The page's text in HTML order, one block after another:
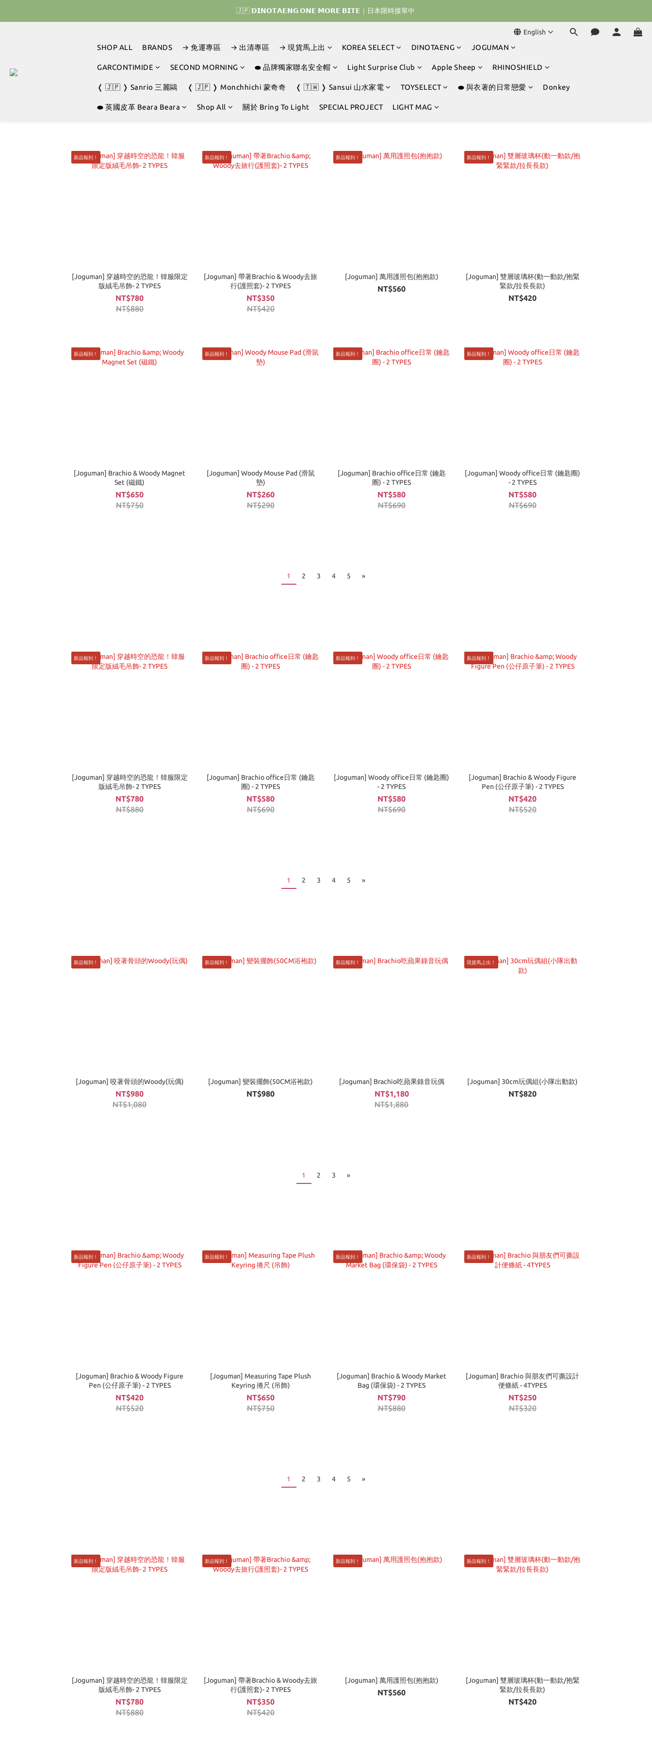
🇰🇷 𝗗𝗜𝗡𝗢𝗧𝗔𝗘𝗡𝗚 𝗛𝗢𝗠𝗘 𝗥𝗨𝗡 ｜韓國首波開賣囉 ▶ 一起參加我們的熱血棒球冒險吧 ⚾️
🇰🇷 𝗗𝗜𝗡𝗢𝗧𝗔𝗘𝗡𝗚 𝗛𝗢𝗠𝗘 𝗥𝗨𝗡 ｜韓國首波開賣囉 ▶ 一起參加我們的熱血棒球冒險吧 ⚾️
English
SHOP ALL BRANDS → 免運專區 → 出清專區 → 現貨馬上出 KOREA SELECT DINOTAENG JOGUMAN
GARCONTIMIDE SECOND MORNING ⬬ 品牌獨家聯名安全帽 Light Surprise Club Apple Sheep RHINOSHIELD
❬ 🇯🇵 ❭ Sanrio 三麗鷗 ❬ 🇯🇵 ❭ Monchhichi 蒙奇奇 ❬ 🇹🇼 ❭ Sansui 山水家電 TOYSELECT ⬬ 與衣著的日常戀愛 Donkey
⬬ 英國皮革 Beara Beara Shop All 關於 Bring To Light SPECIAL PROJECT LIGHT MAG
新品報到！
[Joguman] 穿越時空的恐龍！韓服限定
版絨毛吊飾- 2 TYPES
NT$780
NT$880
新品報到！
[Joguman] 帶著Brachio & Woody去旅
行(護照套)- 2 TYPES
NT$350
NT$420
新品報到！
[Joguman] 萬用護照包(抱抱款)
NT$560
新品報到！
[Joguman] 雙層玻璃杯(動一動款/抱緊
緊款/拉長長款)
NT$420
新品報到！
[Joguman] Brachio & Woody Magnet
Set (磁鐵)
NT$650
NT$750
新品報到！
[Joguman] Woody Mouse Pad (滑鼠
墊)
NT$260
NT$290
新品報到！
[Joguman] Brachio office日常 (鑰匙
圈) - 2 TYPES
NT$580
NT$690
新品報到！
[Joguman] Woody office日常 (鑰匙圈)
- 2 TYPES
NT$580
NT$690
1 2 3 4 5 »
新品報到！
[Joguman] 穿越時空的恐龍！韓服限定
版絨毛吊飾- 2 TYPES
NT$780
NT$880
新品報到！
[Joguman] Brachio office日常 (鑰匙
圈) - 2 TYPES
NT$580
NT$690
新品報到！
[Joguman] Woody office日常 (鑰匙圈)
- 2 TYPES
NT$580
NT$690
新品報到！
[Joguman] Brachio & Woody Figure
Pen (公仔原子筆) - 2 TYPES
NT$420
NT$520
1 2 3 4 5 »
新品報到！
[Joguman] 咬著骨頭的Woody(玩偶)
NT$980
NT$1,080
新品報到！
[Joguman] 變裝擺飾(50CM浴袍款)
NT$980
新品報到！
[Joguman] Brachio吃蘋果錄音玩偶
NT$1,180
NT$1,880
現貨馬上出！
[Joguman] 30cm玩偶組(小隊出動款)
NT$820
1 2 3 »
新品報到！
[Joguman] Brachio & Woody Figure
Pen (公仔原子筆) - 2 TYPES
NT$420
NT$520
新品報到！
[Joguman] Measuring Tape Plush
Keyring 捲尺 (吊飾)
NT$650
NT$750
新品報到！
[Joguman] Brachio & Woody Market
Bag (環保袋) - 2 TYPES
NT$790
NT$880
新品報到！
[Joguman] Brachio 與朋友們可撕設計
便條紙 - 4TYPES
NT$250
NT$320
1 2 3 4 5 »
新品報到！
[Joguman] 穿越時空的恐龍！韓服限定
版絨毛吊飾- 2 TYPES
NT$780
NT$880
新品報到！
[Joguman] 帶著Brachio & Woody去旅
行(護照套)- 2 TYPES
NT$350
NT$420
新品報到！
[Joguman] 萬用護照包(抱抱款)
NT$560
新品報到！
[Joguman] 雙層玻璃杯(動一動款/抱緊
緊款/拉長長款)
NT$420